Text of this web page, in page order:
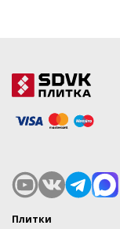
Плитки